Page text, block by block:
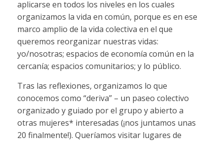
aplicarse en todos los niveles en los cuales
organizamos la vida en común, porque es en ese
marco amplio de la vida colectiva en el que
queremos reorganizar nuestras vidas:
yo/nosotras; espacios de economía común en la
cercanía; espacios comunitarios; y lo público.
Tras las reflexiones, organizamos lo que
conocemos como “deriva” – un paseo colectivo
organizado y guiado por el grupo y abierto a
otras mujeres* interesadas (¡nos juntamos unas
20 finalmente!). Queríamos visitar lugares de